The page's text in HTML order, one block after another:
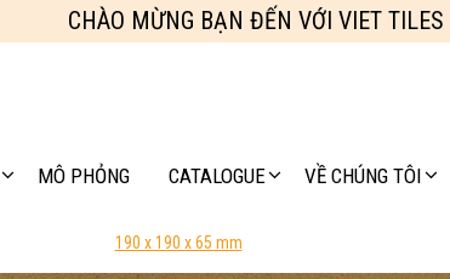
CHÀO MỪNG BẠN ĐẾN VỚI VIET TILES
MÔ PHỎNG CATALOGUE VỀ CHÚNG TÔI
190 x 190 x 65 mm